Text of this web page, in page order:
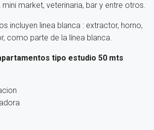
market, veterinaria, bar y entre otros.
incluyen linea blanca : extractor, horno,
como parte de la línea blanca.
tipo estudio 50 mts